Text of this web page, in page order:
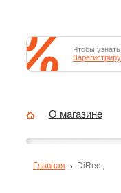
Главная DiRec ,
Чтобы
О магазине